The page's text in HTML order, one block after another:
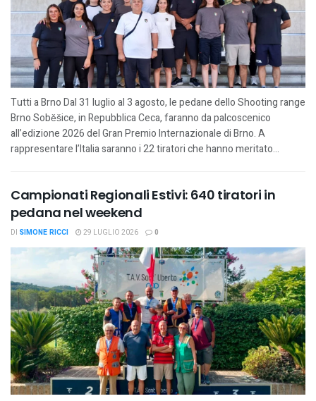
Tutti a Brno Dal 31 luglio al 3 agosto, le pedane dello Shooting range
Brno Soběšice, in Repubblica Ceca, faranno da palcoscenico
all’edizione 2026 del Gran Premio Internazionale di Brno. A
rappresentare l’Italia saranno i 22 tiratori che hanno meritato...
Campionati Regionali Estivi: 640 tiratori in
pedana nel weekend
DI SIMONE RICCI 29 LUGLIO 2026 0